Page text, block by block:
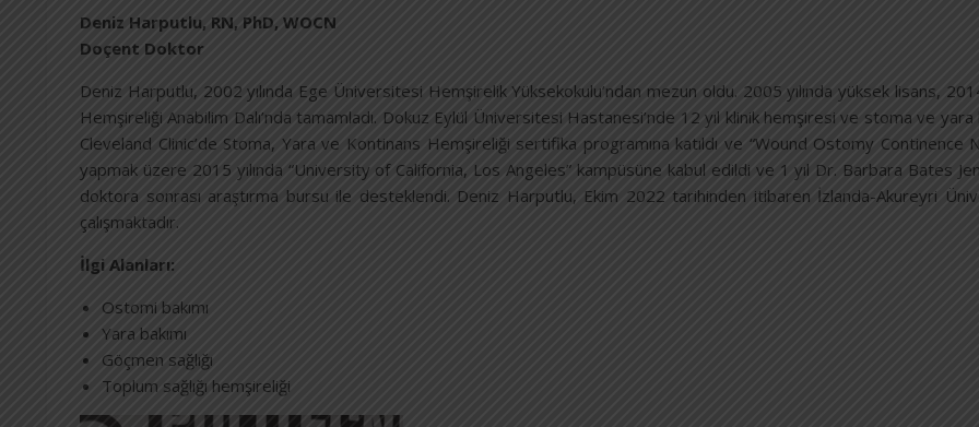
Deniz Harputlu, RN, PhD, WOCN
Doçent Doktor
Deniz Harputlu, 2002 yılında Ege Üniversitesi Hemşirelik Yüksekokulu’ndan mezun oldu. 2005 yılında yüksek lisans,
Hemşireliği Anabilim Dalı’nda tamamladı. Dokuz Eylül Üniversitesi Hastanesi’nde 12 yıl klinik hemşiresi ve stoma ve yara
Cleveland Clinic’de Stoma, Yara ve Kontinans Hemşireliği sertifika programına katıldı ve “Wound Ostomy Continence
yapmak üzere 2015 yılında “University of California, Los Angeles” kampüsüne kabul edildi ve 1 yıl Dr. Barbara Bates
doktora sonrası araştırma bursu ile desteklendi. Deniz Harputlu, Ekim 2022 tarihinden itibaren İzlanda-Akureyri
çalışmaktadır.
İlgi Alanları:
Ostomi bakımı
Yara bakımı
Göçmen sağlığı
Toplum sağlığı hemşireliği